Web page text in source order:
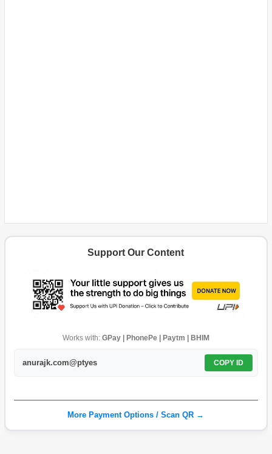
Support Our Content
Works with: GPay | PhonePe | Paytm | BHIM
anurajk.com@ptyes COPY ID
More Payment Options / Scan QR →